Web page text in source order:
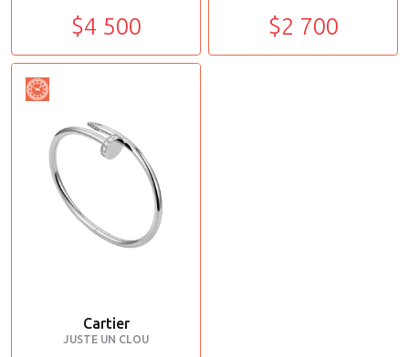
$4 500 $2 700
Cartier
JUSTE UN CLOU